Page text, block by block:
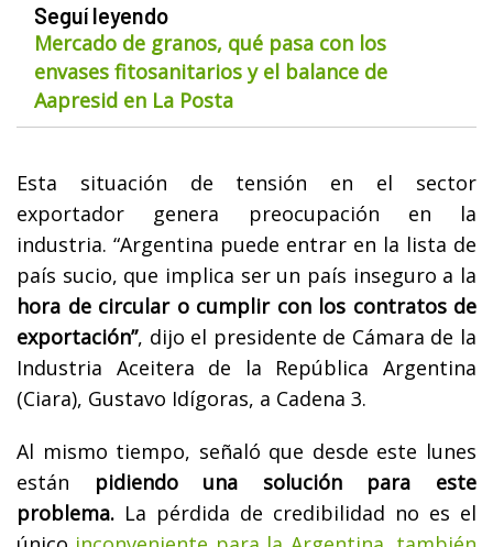
Seguí leyendo
Mercado de granos, qué pasa con los
envases fitosanitarios y el balance de
Aapresid en La Posta
Esta situación de tensión en el sector
exportador genera preocupación en la
industria. “Argentina puede entrar en la lista de
país sucio, que implica ser un país inseguro a la
hora de circular o cumplir con los contratos de
exportación”, dijo el presidente de Cámara de la
Industria Aceitera de la República Argentina
(Ciara), Gustavo Idígoras, a Cadena 3.
Al mismo tiempo, señaló que desde este lunes
están pidiendo una solución para este
problema. La pérdida de credibilidad no es el